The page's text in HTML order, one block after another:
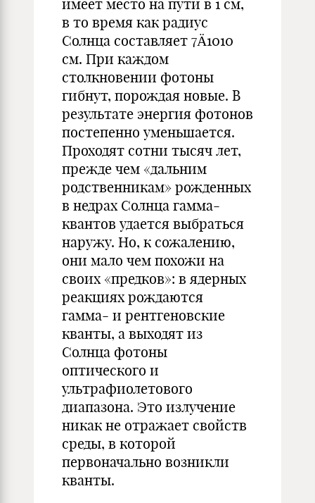
имеет место на пути в 1 см,
в то время как радиус
Солнца составляет 7Ä1010
см. При каждом
столкновении фотоны
гибнут, порождая новые. В
результате энергия фотонов
постепенно уменьшается.
Проходят сотни тысяч лет,
прежде чем «дальним
родственникам» рожденных
в недрах Солнца гамма-
квантов удается выбраться
наружу. Но, к сожалению,
они мало чем похожи на
своих «предков»: в ядерных
реакциях рождаются
гамма- и рентгеновские
кванты, а выходят из
Солнца фотоны
оптического и
ультрафиолетового
диапазона. Это излучение
никак не отражает свойств
среды, в которой
первоначально возникли
кванты.